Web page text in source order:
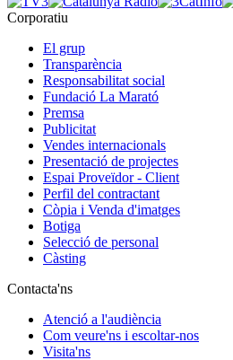
Corporatiu
El grup
Transparència
Responsabilitat social
Fundació La Marató
Premsa
Publicitat
Vendes internacionals
Presentació de projectes
Espai Proveïdor - Client
Perfil del contractant
Còpia i Venda d'imatges
Botiga
Selecció de personal
Càsting
Contacta'ns
Atenció a l'audiència
Com veure'ns i escoltar-nos
Visita'ns